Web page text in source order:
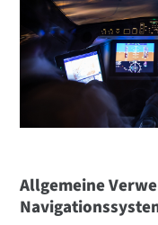
Allgemeine